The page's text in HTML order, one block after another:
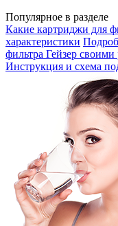
Популярное в разделе
Какие картриджи для
характеристики
фильтра Гейзер своими
Инструкция и схема